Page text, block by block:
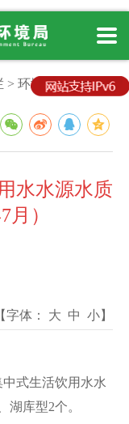
> 环境管理>水环
水水源水质
）
【字体： 大 中 小】
式生活饮用水水
湖库型2个。